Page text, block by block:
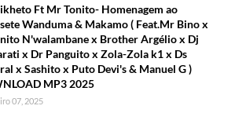
Ft Mr Tonito- Homenagem ao
Wanduma & Makamo ( Feat.Mr Bino x
N'walambane x Brother Argélio x Dj
x Dr Panguito x Zola-Zola k1 x Ds
x Sashito x Puto Devi's & Manuel G )
MP3 2025
07, 2025